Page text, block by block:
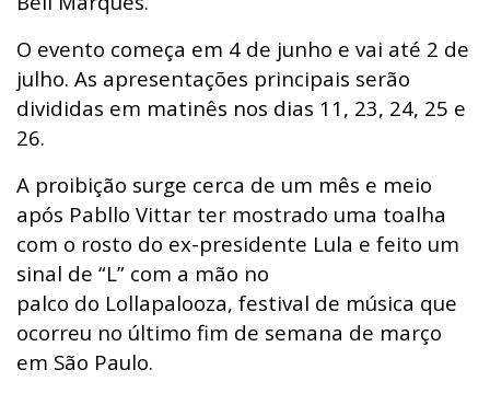
O evento começa em 4 de junho e vai até 2 de
julho. As apresentações principais serão
divididas em matinês nos dias 11, 23, 24, 25 e
26.
A proibição surge cerca de um mês e meio
após Pabllo Vittar ter mostrado uma toalha
com o rosto do ex-presidente Lula e feito um
sinal de “L” com a mão no
palco do Lollapalooza, festival de música que
ocorreu no último fim de semana de março
em São Paulo.